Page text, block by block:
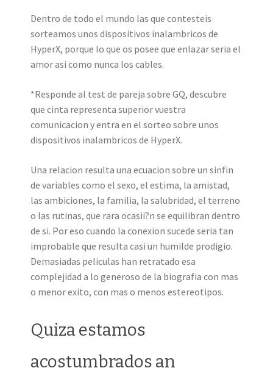
Dentro de todo el mundo las que contesteis
sorteamos unos dispositivos inalambricos de
HyperX, porque lo que os posee que enlazar seri­a el
amor asi­ como nunca los cables.
*Responde al test de pareja sobre GQ, descubre
que cinta representa superior vuestra
comunicacion y entra en el sorteo sobre unos
dispositivos inalambricos de HyperX.
Una relacion resulta una ecuacion sobre un sinfin
de variables como el sexo, el estima, la amistad,
las ambiciones, la familia, la salubridad, el terreno
o las rutinas, que rara ocasii?n se equilibran dentro
de si. Por eso cuando la conexion sucede seri­a tan
improbable que resulta casi un humilde prodigio.
Demasiadas peliculas han retratado esa
complejidad a lo generoso de la biografia con mas
o menor exito, con mas o menos estereotipos.
Quiza estamos
acostumbrados an